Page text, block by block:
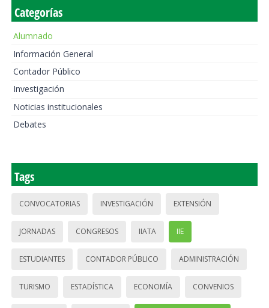
Categorías
Alumnado
Información General
Contador Público
Investigación
Noticias institucionales
Debates
Tags
CONVOCATORIAS INVESTIGACIÓN EXTENSIÓN
JORNADAS CONGRESOS IIATA IIE
ESTUDIANTES CONTADOR PÚBLICO ADMINISTRACIÓN
TURISMO ESTADÍSTICA ECONOMÍA CONVENIOS